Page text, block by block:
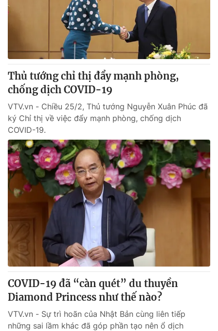
Thủ tướng chỉ thị đẩy mạnh phòng,
chống dịch COVID-19
VTV.vn - Chiều 25/2, Thủ tướng Nguyễn Xuân Phúc đã
ký Chỉ thị về việc đẩy mạnh phòng, chống dịch
COVID-19.
COVID-19 đã “càn quét” du thuyền
Diamond Princess như thế nào?
VTV.vn - Sự trì hoãn của Nhật Bản cùng liên tiếp
những sai lầm khác đã góp phần tạo nên ổ dịch